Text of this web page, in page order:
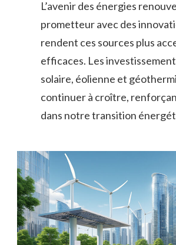
L’avenir des énergies
prometteur avec des
rendent ces sources plus
efficaces. Les
solaire, éolienne et
continuer à croître,
dans notre transition